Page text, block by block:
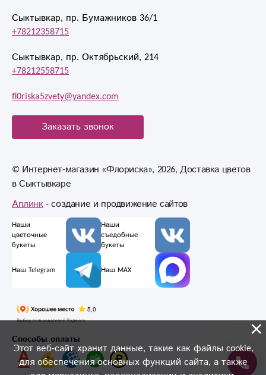
Этот веб-сайт хранит данные, такие как файлы cookie,
для обеспечения основных функций сайта, а также
×
Сыктывкар, пр. Бумажников 36/1
+78212358715
Сыктывкар, пр. Октябрьский, 214
+78212558715
fl0riska5zvety@yandex.com
Заказать звонок
© Интернет-магазин «Флориска», 2026, Доставка цветов
в Сыктывкаре
Аплинк- создание и продвижение сайтов
Наши
цветочные
букеты
Наши
съедобные
букеты
Наш Telegram Наш MAX
Способы оплаты